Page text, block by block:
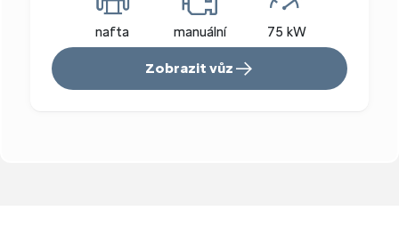
nafta manuální 75 kW
Zobrazit vůz